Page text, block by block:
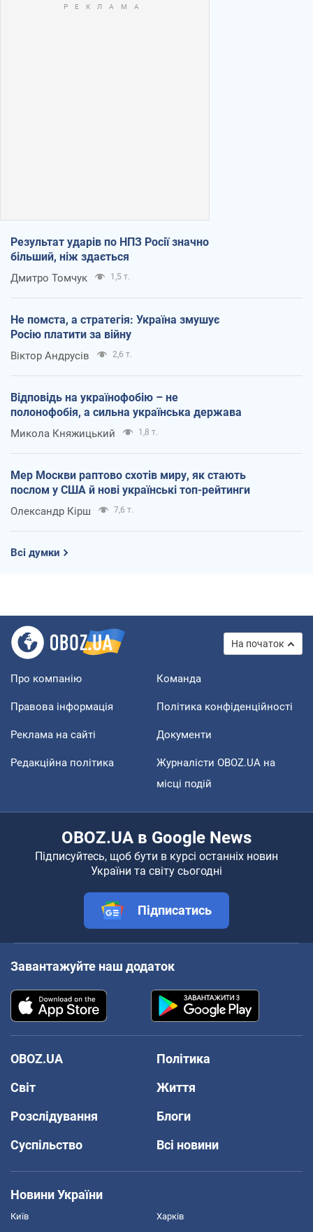
Результат ударів по НПЗ Росії значно
більший, ніж здається
Дмитро Томчук 1,5 т.
Не помста, а стратегія: Україна змушує
Росію платити за війну
Віктор Андрусів 2,6 т.
Відповідь на українофобію – не
полонофобія, а сильна українська держава
Микола Княжицький 1,8 т.
Мер Москви раптово схотів миру, як стають
послом у США й нові українські топ-рейтинги
Олександр Кірш 7,6 т.
Всі думки
На початок
Про компанію Команда
Правова інформація Політика конфіденційності
Реклама на сайті Документи
Редакційна політика
Журналісти OBOZ.UA на
місці подій
OBOZ.UA в Google News
Підписуйтесь, щоб бути в курсі останніх новин
України та світу сьогодні
Підписатись
Завантажуйте наш додаток
OBOZ.UA
Політика
Світ
Життя
Розслідування
Блоги
Суспільство
Всі новини
Новини України
Київ Харків